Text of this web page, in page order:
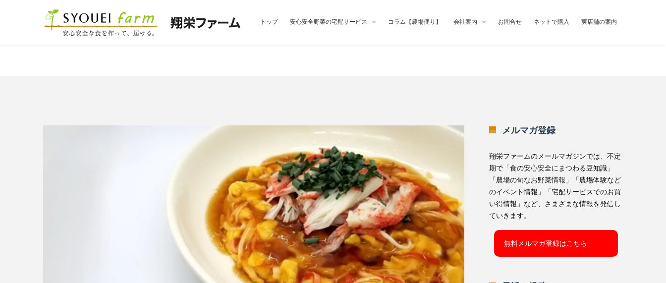
トップ 安心安全野菜の宅配サービス コラム【農場便り】 会社案内 お問合せ ネットで購入 実店舗の案内
翔栄ファームのメールマガジンでは、不定
期で「食の安心安全にまつわる豆知識」
のイベント情報」「宅配サービスでのお買
い得情報」など、さまざまな情報を発信し
ていきます。
無料メルマガ登録はこちら
最近の投稿
ベジタブルファースト！効果がないって本